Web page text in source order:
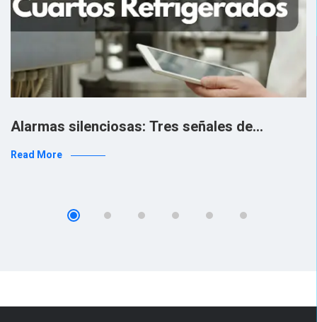
Alarmas silenciosas: Tres señales de…
Read More